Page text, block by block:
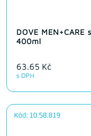
DOVE
400ml
63.65 Kč
s DPH
Kód: 10.58.819